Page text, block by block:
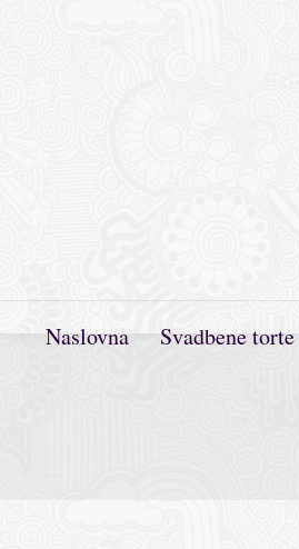
Naslovna Svadbene torte